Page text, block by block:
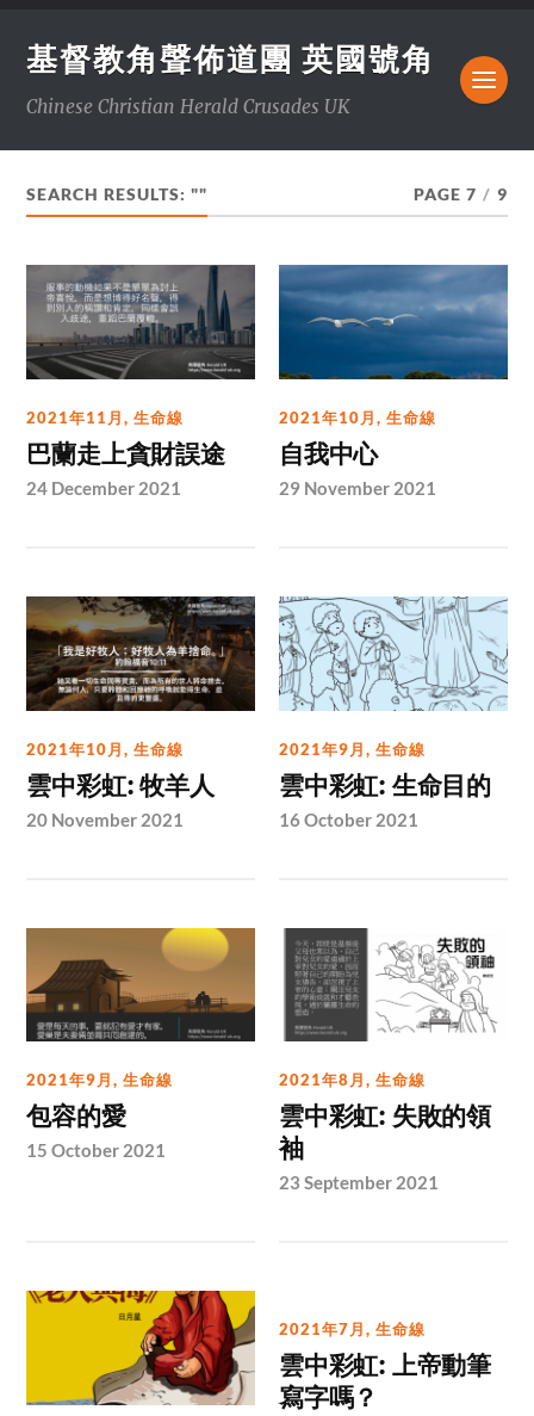
基督教角聲佈道團 英國號角
Chinese Christian Herald Crusades UK
SEARCH RESULTS: "" PAGE 7 / 9
2021年11月,生命線
巴蘭走上貪財誤途
24 December 2021
2021年10月,生命線
自我中心
29 November 2021
2021年10月,生命線
雲中彩虹: 牧羊人
20 November 2021
2021年9月,生命線
雲中彩虹: 生命目的
16 October 2021
2021年9月,生命線
包容的愛
15 October 2021
2021年8月,生命線
雲中彩虹: 失敗的領
袖
23 September 2021
2021年7月,生命線
雲中彩虹: 上帝動筆
寫字嗎？